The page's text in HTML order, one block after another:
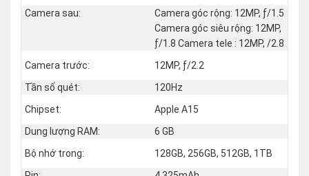
Camera sau:
Camera góc rộng: 12MP, ƒ/1.5
Camera góc siêu rộng: 12MP,
ƒ/1.8 Camera tele : 12MP, /2.8
Camera trước:
12MP, ƒ/2.2
Tần số quét:
120Hz
Chipset:
Apple A15
Dung lượng RAM:
6 GB
Bộ nhớ trong:
128GB, 256GB, 512GB, 1TB